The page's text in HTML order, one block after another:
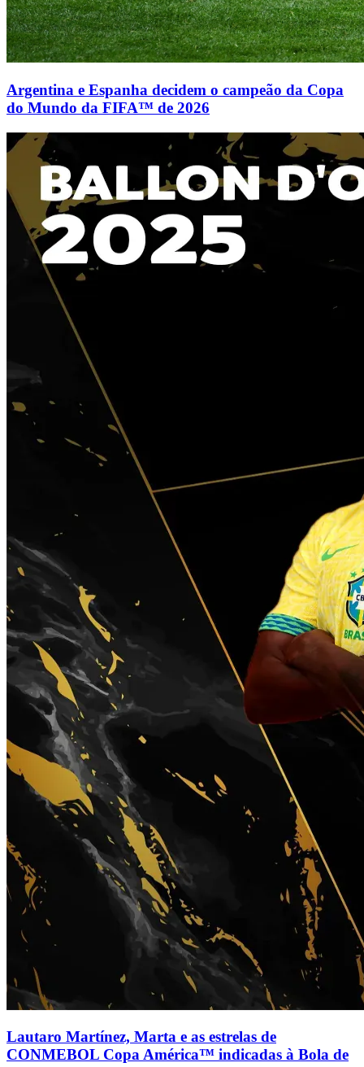
Argentina e Espanha decidem o campeão da Copa
do Mundo da FIFA™ de 2026
Lautaro Martínez, Marta e as estrelas de
CONMEBOL Copa América™ indicadas à Bola de